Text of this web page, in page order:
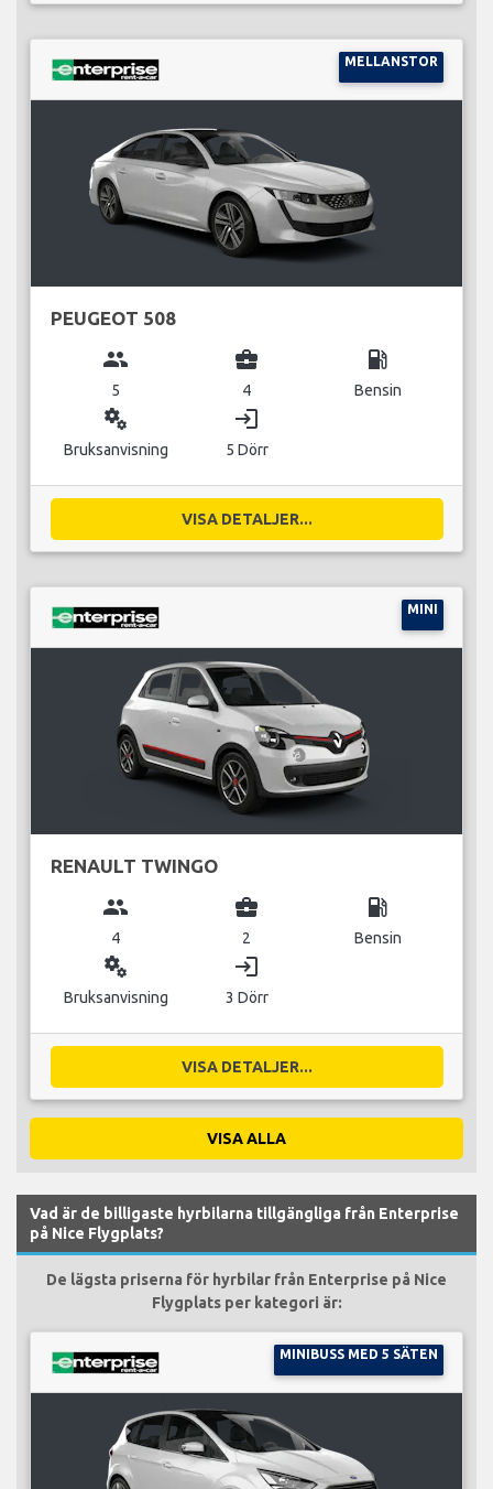
MELLANSTOR
PEUGEOT 508
group
5
business_center
4
local_gas_station
Bensin
miscellaneous_services
Bruksanvisning
login
5 Dörr
VISA DETALJER...
MINI
RENAULT TWINGO
group
4
business_center
2
local_gas_station
Bensin
miscellaneous_services
Bruksanvisning
login
3 Dörr
VISA DETALJER...
VISA ALLA
Vad är de billigaste hyrbilarna tillgängliga från Enterprise
på Nice Flygplats?
De lägsta priserna för hyrbilar från Enterprise på Nice
Flygplats per kategori är:
MINIBUSS MED 5 SÄTEN